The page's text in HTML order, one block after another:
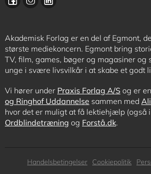
Akademisk Forlag er en del af Egmont,
største mediekoncern. Egmont bring
TV, film, games, bøger og magasiner og
unge i svære livsvilkår i at skabe et godt
Vi hører under Praxis Forlag A/S og er
og Ringhof Uddannelse sammen med
hvor det er muligt at få lektiehjælp (også i
Ordblindetræning og Forstå.dk.
Subfooter
Handelsbetingelser Cookiepolitik